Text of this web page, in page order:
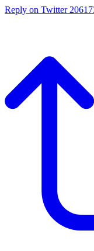
Reply on Twitter